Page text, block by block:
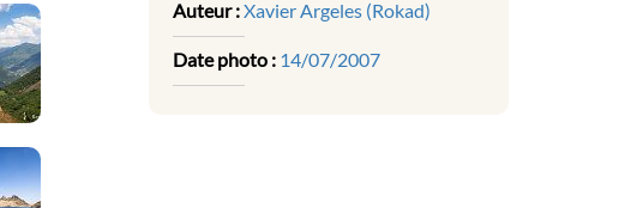
Auteur :Xavier Argeles (Rokad)
Date photo : 14/07/2007